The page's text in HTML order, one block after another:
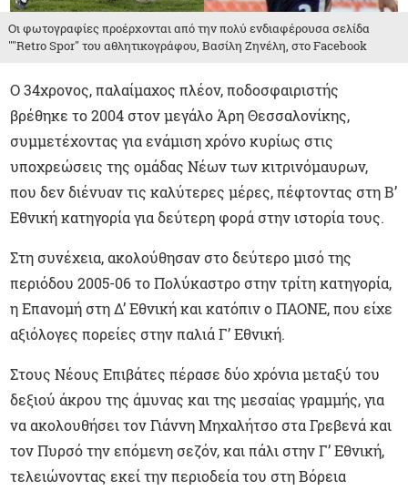
Οι φωτογραφίες προέρχονται από την πολύ ενδιαφέρουσα σελίδα
""Retro Spor" του αθλητικογράφου, Βασίλη Ζηνέλη, στο Facebook
Ο 34χρονος, παλαίμαχος πλέον, ποδοσφαιριστής
βρέθηκε το 2004 στον μεγάλο Άρη Θεσσαλονίκης,
συμμετέχοντας για ενάμιση χρόνο κυρίως στις
υποχρεώσεις της ομάδας Νέων των κιτρινόμαυρων,
που δεν διένυαν τις καλύτερες μέρες, πέφτοντας στη Β’
Εθνική κατηγορία για δεύτερη φορά στην ιστορία τους.
Στη συνέχεια, ακολούθησαν στο δεύτερο μισό της
περιόδου 2005-06 το Πολύκαστρο στην τρίτη κατηγορία,
η Επανομή στη Δ’ Εθνική και κατόπιν ο ΠΑΟΝΕ, που είχε
αξιόλογες πορείες στην παλιά Γ’ Εθνική.
Στους Νέους Επιβάτες πέρασε δύο χρόνια μεταξύ του
δεξιού άκρου της άμυνας και της μεσαίας γραμμής, για
να ακολουθήσει τον Γιάννη Μηχαλήτσο στα Γρεβενά και
τον Πυρσό την επόμενη σεζόν, και πάλι στην Γ’ Εθνική,
τελειώνοντας εκεί την περιοδεία του στη Βόρεια